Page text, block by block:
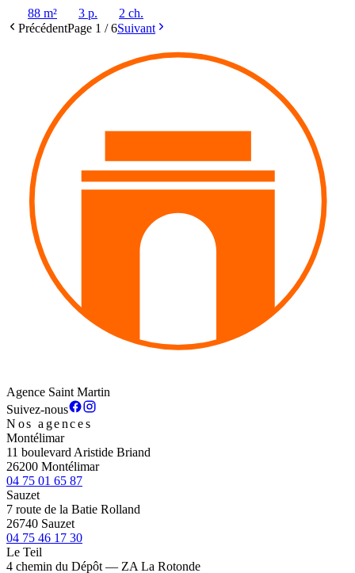
88 m²
3 p.
2 ch.
PrécédentPage 1 /6Suivant
Agence Saint Martin
Suivez-nous
Nos agences
Montélimar
11 boulevard Aristide Briand
26200 Montélimar
04 75 01 65 87
Sauzet
7 route de la Batie Rolland
26740 Sauzet
04 75 46 17 30
Le Teil
4 chemin du Dépôt — ZA La Rotonde